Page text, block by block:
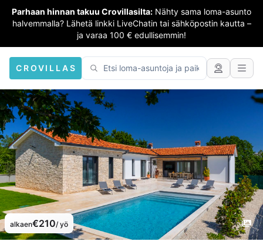
Parhaan hinnan takuu Crovillasilta: Nähty sama loma-asunto
halvemmalla? Lähetä linkki LiveChatin tai sähköpostin kautta –
ja varaa 100 € edullisemmin!
CROVILLAS
alkaen€210/ yö